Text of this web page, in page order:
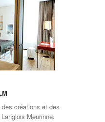
créations et des
Meurinne.